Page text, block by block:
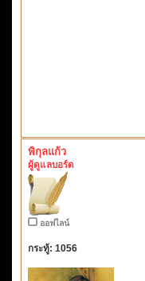
พิกุลแก้ว
ผู้ดูแลบอร์ด
ออฟไลน์
กระทู้: 1056